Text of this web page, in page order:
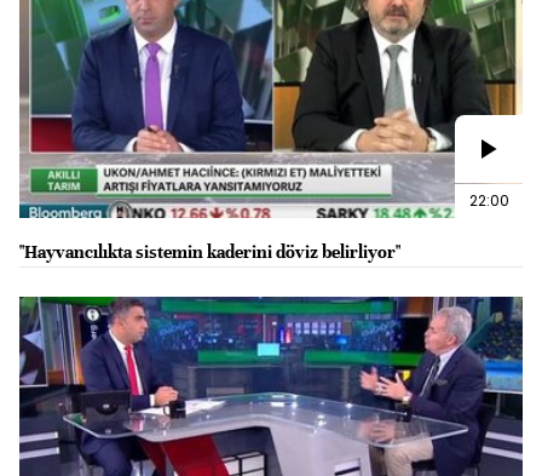
22:00
"Hayvancılıkta sistemin kaderini döviz belirliyor"